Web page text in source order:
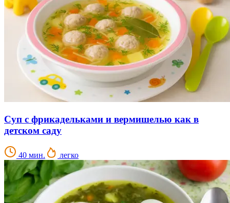
Суп с фрикадельками и вермишелью как в
детском саду
40 мин. легко